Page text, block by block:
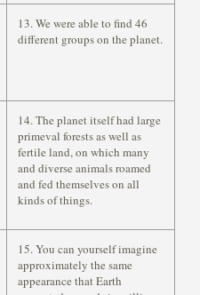
13. We were able to find 46
different groups on the planet.
14. The planet itself had large
primeval forests as well as
fertile land, on which many
and diverse animals roamed
and fed themselves on all
kinds of things.
15. You can yourself imagine
approximately the same
appearance that Earth